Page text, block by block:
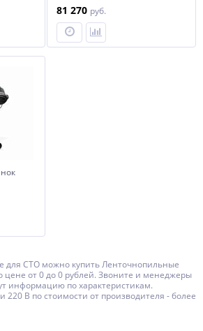
81 270 руб.
для СТО можно купить Ленточнопильные
цене от 0 до 0 рублей. Звоните и менеджеры
информацию по характеристикам.
220 В по стоимости от производителя - более